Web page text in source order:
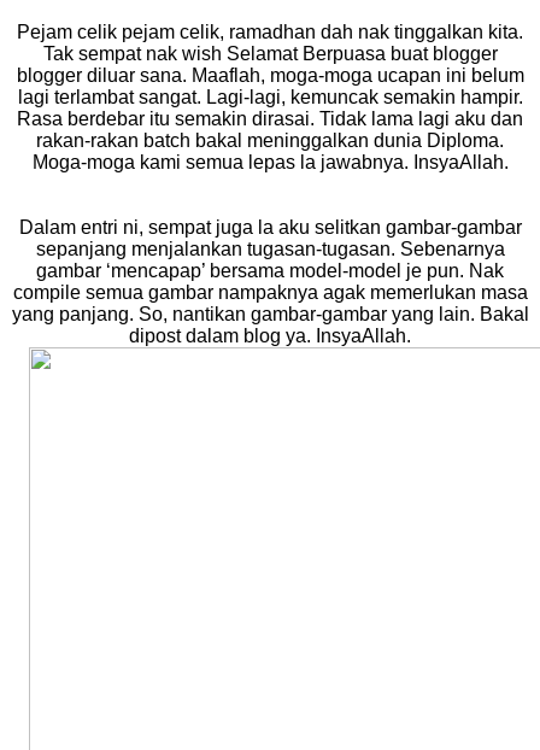
Pejam celik pejam celik, ramadhan dah nak tinggalkan kita.
Tak sempat nak wish Selamat Berpuasa buat blogger
blogger diluar sana. Maaflah, moga-moga ucapan ini belum
lagi terlambat sangat. Lagi-lagi, kemuncak semakin hampir.
Rasa berdebar itu semakin dirasai. Tidak lama lagi aku dan
rakan-rakan batch bakal meninggalkan dunia Diploma.
Moga-moga kami semua lepas la jawabnya. InsyaAllah.
Dalam entri ni, sempat juga la aku selitkan gambar-gambar
sepanjang menjalankan tugasan-tugasan. Sebenarnya
gambar ‘mencapap’ bersama model-model je pun. Nak
compile semua gambar nampaknya agak memerlukan masa
yang panjang. So, nantikan gambar-gambar yang lain. Bakal
dipost dalam blog ya. InsyaAllah.